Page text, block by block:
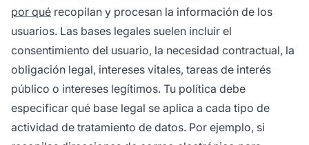
por qué recopilan y procesan la información de los
usuarios. Las bases legales suelen incluir el
consentimiento del usuario, la necesidad contractual, la
obligación legal, intereses vitales, tareas de interés
público o intereses legítimos. Tu política debe
especificar qué base legal se aplica a cada tipo de
actividad de tratamiento de datos. Por ejemplo, si